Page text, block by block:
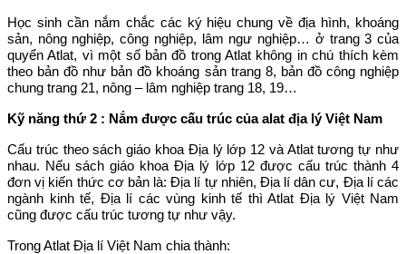
Học sinh cần nắm chắc các ký hiệu chung về địa hình, khoáng
sản, nông nghiệp, công nghiệp, lâm ngư nghiệp… ở trang 3 của
quyển Atlat, vì một số bản đồ trong Atlat không in chú thích kèm
theo bản đồ như bản đồ khoáng sản trang 8, bản đồ công nghiệp
chung trang 21, nông – lâm nghiệp trang 18, 19…
Kỹ năng thứ 2 : Nắm được cấu trúc của alat địa lý Việt Nam
Cấu trúc theo sách giáo khoa Địa lý lớp 12 và Atlat tương tự như
nhau. Nếu sách giáo khoa Địa lý lớp 12 được cấu trúc thành 4
đơn vị kiến thức cơ bản là: Địa lí tự nhiên, Địa lí dân cư, Địa lí các
ngành kinh tế, Địa lí các vùng kinh tế thì Atlat Địa lý Việt Nam
cũng được cấu trúc tương tự như vậy.
Trong Atlat Địa lí Việt Nam chia thành: